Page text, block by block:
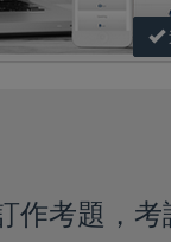
作考題，